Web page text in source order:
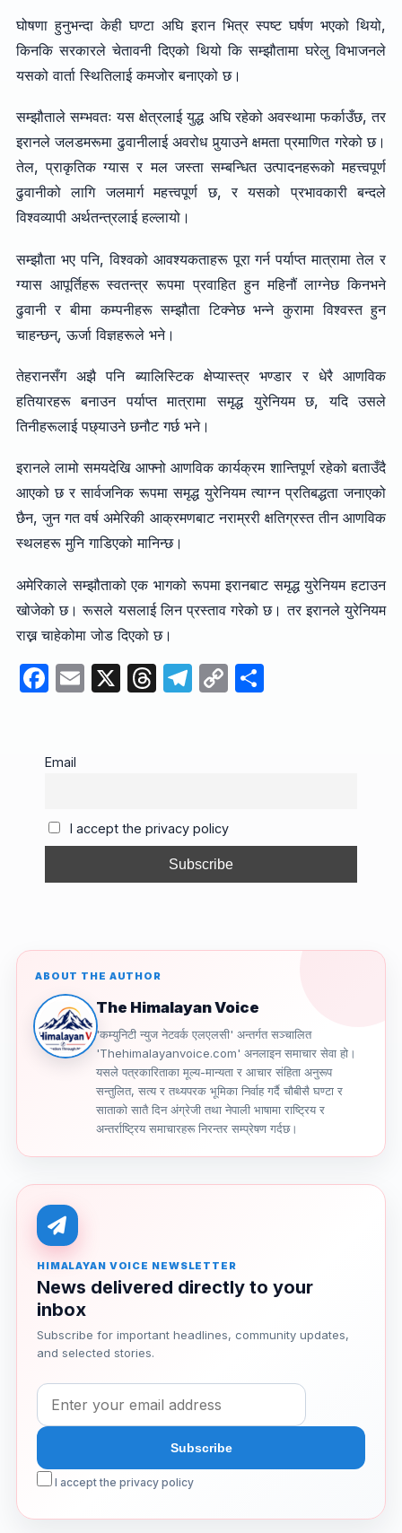
घोषणा हुनुभन्दा केही घण्टा अघि इरान भित्र स्पष्ट घर्षण भएको थियो,
किनकि सरकारले चेतावनी दिएको थियो कि सम्झौतामा घरेलु विभाजनले
यसको वार्ता स्थितिलाई कमजोर बनाएको छ।
सम्झौताले सम्भवतः यस क्षेत्रलाई युद्ध अघि रहेको अवस्थामा फर्काउँछ, तर
इरानले जलडमरूमा ढुवानीलाई अवरोध पुर्‍याउने क्षमता प्रमाणित गरेको छ।
तेल, प्राकृतिक ग्यास र मल जस्ता सम्बन्धित उत्पादनहरूको महत्त्वपूर्ण
ढुवानीको लागि जलमार्ग महत्त्वपूर्ण छ, र यसको प्रभावकारी बन्दले
विश्वव्यापी अर्थतन्त्रलाई हल्लायो।
सम्झौता भए पनि, विश्वको आवश्यकताहरू पूरा गर्न पर्याप्त मात्रामा तेल र
ग्यास आपूर्तिहरू स्वतन्त्र रूपमा प्रवाहित हुन महिनौं लाग्नेछ किनभने
ढुवानी र बीमा कम्पनीहरू सम्झौता टिक्नेछ भन्ने कुरामा विश्वस्त हुन
चाहन्छन्, ऊर्जा विज्ञहरूले भने।
तेहरानसँग अझै पनि ब्यालिस्टिक क्षेप्यास्त्र भण्डार र धेरै आणविक
हतियारहरू बनाउन पर्याप्त मात्रामा समृद्ध युरेनियम छ, यदि उसले
तिनीहरूलाई पछ्याउने छनौट गर्छ भने।
इरानले लामो समयदेखि आफ्नो आणविक कार्यक्रम शान्तिपूर्ण रहेको बताउँदै
आएको छ र सार्वजनिक रूपमा समृद्ध युरेनियम त्याग्न प्रतिबद्धता जनाएको
छैन, जुन गत वर्ष अमेरिकी आक्रमणबाट नराम्ररी क्षतिग्रस्त तीन आणविक
स्थलहरू मुनि गाडिएको मानिन्छ।
अमेरिकाले सम्झौताको एक भागको रूपमा इरानबाट समृद्ध युरेनियम हटाउन
खोजेको छ। रूसले यसलाई लिन प्रस्ताव गरेको छ। तर इरानले युरेनियम
राख्न चाहेकोमा जोड दिएको छ।
F
e
o
o
k
E X T
s
T
m
C
n
k
S
Email
I accept the privacy policy
ABOUT THE AUTHOR
The Himalayan Voice
'कम्युनिटी न्युज नेटवर्क एलएलसी' अन्तर्गत सञ्चालित
'Thehimalayanvoice.com' अनलाइन समाचार सेवा हो।
यसले पत्रकारिताका मूल्य-मान्यता र आचार संहिता अनुरूप
सन्तुलित, सत्य र तथ्यपरक भूमिका निर्वाह गर्दै चौबीसै घण्टा र
साताको सातै दिन अंग्रेजी तथा नेपाली भाषामा राष्ट्रिय र
अन्तर्राष्ट्रिय समाचारहरू निरन्तर सम्प्रेषण गर्दछ।
HIMALAYAN VOICE NEWSLETTER
News delivered directly to your
inbox
Subscribe for important headlines, community updates,
and selected stories.
I accept the privacy policy